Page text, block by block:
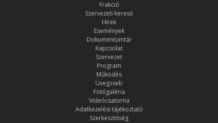
Frakció
Szervezeti kereső
Hírek
Események
Dokumentumtár
Kapcsolat
Szervezet
Program
Működés
Üvegzseb
Fotógaléria
Videócsatorna
Adatkezelési tájékoztató
Szerkesztőség